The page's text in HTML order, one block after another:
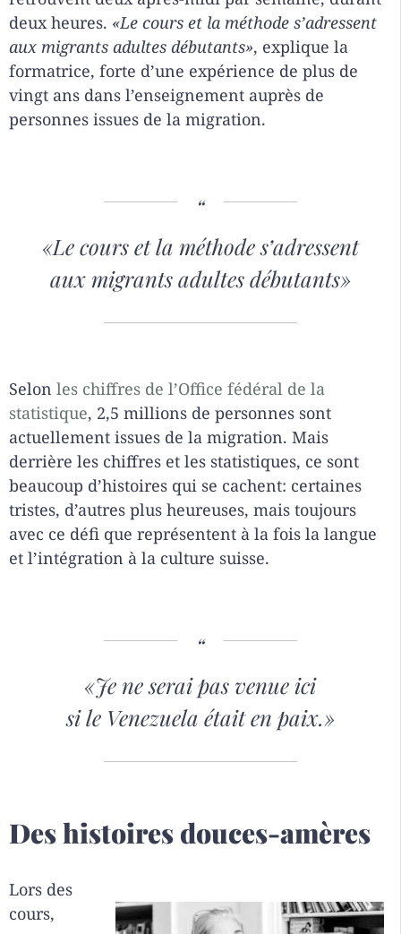
deux heures. «Le cours et la méthode s’adressent
aux migrants adultes débutants», explique la
formatrice, forte d’une expérience de plus de
vingt ans dans l’enseignement auprès de
personnes issues de la migration.
«Le cours et la méthode s’adressent
aux migrants adultes débutants»
Selon les chiffres de l’Office fédéral de la
statistique, 2,5 millions de personnes sont
actuellement issues de la migration. Mais
derrière les chiffres et les statistiques, ce sont
beaucoup d’histoires qui se cachent: certaines
tristes, d’autres plus heureuses, mais toujours
avec ce défi que représentent à la fois la langue
et l’intégration à la culture suisse.
«Je ne serai pas venue ici
si le Venezuela était en paix.»
Des histoires douces-amères
Lors des
cours,